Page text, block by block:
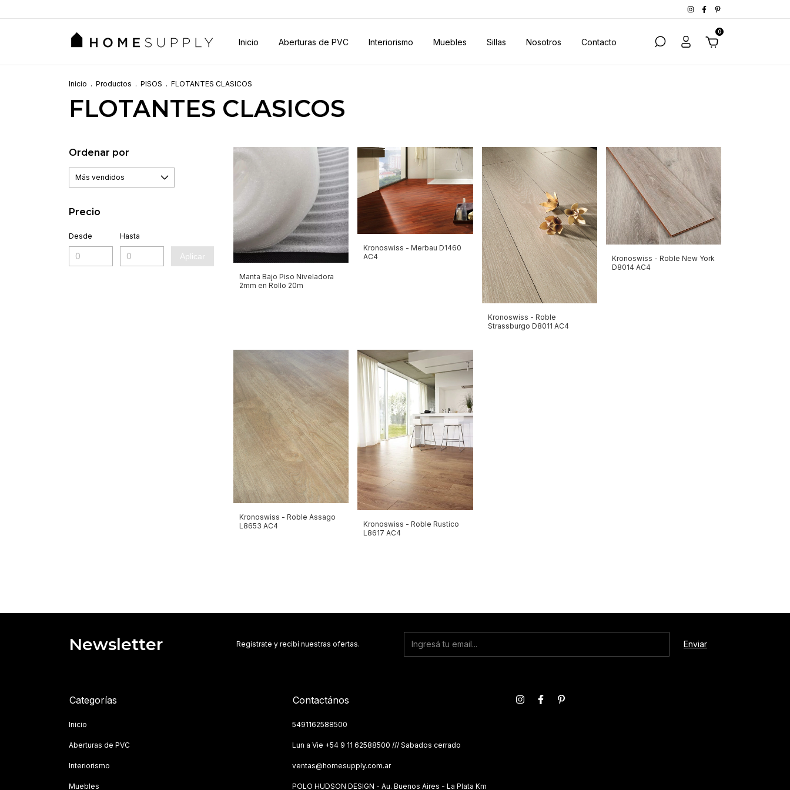
Inicio Aberturas de PVC Interiorismo Muebles Sillas Nosotros Contacto
0
Inicio . Productos . PISOS . FLOTANTES CLASICOS
FLOTANTES CLASICOS
Ordenar por
Precio
Desde Hasta
Aplicar
Manta Bajo Piso Niveladora
2mm en Rollo 20m
Kronoswiss - Merbau D1460
AC4
Kronoswiss - Roble
Strassburgo D8011 AC4
Kronoswiss - Roble New York
D8014 AC4
Kronoswiss - Roble Assago
L8653 AC4
Kronoswiss - Roble Rustico
L8617 AC4
Newsletter Registrate y recibí nuestras ofertas.
Categorías
Inicio
Aberturas de PVC
Interiorismo
Muebles
Contactános
5491162588500
Lun a Vie ‪+54 9 11 62588500 /// Sabados cerrado
ventas@homesupply.com.ar
POLO HUDSON DESIGN - Au. Buenos Aires - La Plata Km